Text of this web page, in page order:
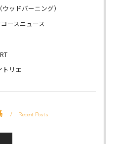
ッドバーニング）
ースニュース
トリエ
Recent Posts